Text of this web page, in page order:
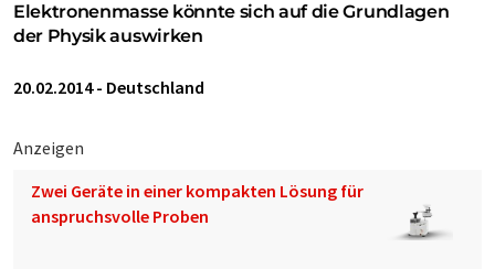
Elektronenmasse könnte sich auf die Grundlagen
der Physik auswirken
20.02.2014- Deutschland
Anzeigen
Zwei Geräte in einer kompakten Lösung für
anspruchsvolle Proben